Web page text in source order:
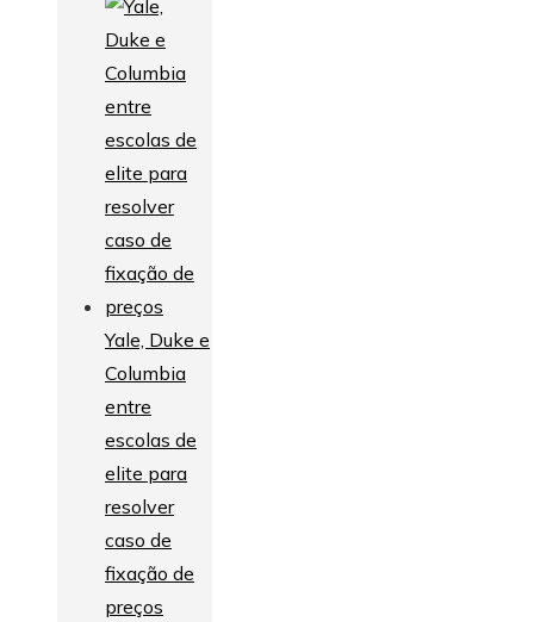
Yale, Duke e
Columbia
entre
escolas de
elite para
resolver
caso de
fixação de
preços